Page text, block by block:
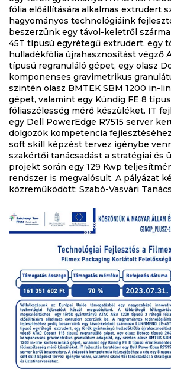
fólia előállítására alkalmas extrudert
hagyományos technológiáink
beszerzünk egy távol-keletről
45T típusú egyrétegű extrudert, egy
hulladékfólia újrahasznosítást végző
típusú regranuláló gépet, egy olasz
komponenses gravimetrikus
szintén olasz BMTEK SBM 1200 in-
gépet, valamint egy Kündig FE 8
fóliaszélesség mérő készüléket. IT
egy Dell PowerEdge R7515 server
dolgozók kompetencia
soft skill képzést tervez igénybe
szakértői tanácsadást a stratégiai és
projekt során egy 129 Kwp
rendszer is megvalósult. A pályázat
közreműködött: Szabó-Vasvári